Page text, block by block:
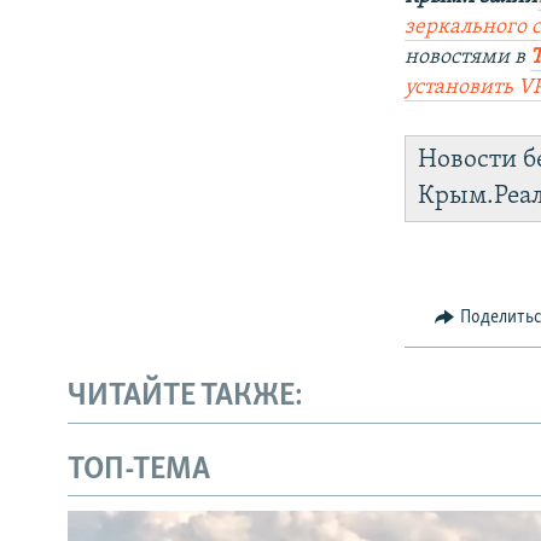
зеркального
новостями в
установить
Новости
ЧИТАЙТЕ ТАКЖЕ:
ТОП-ТЕМА